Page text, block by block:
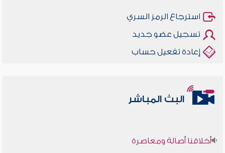
استرجاع الرمز السري
تسجيل عضو جديد
إعادة تفعيل حساب
البث المباشر
أخلاقنا أصالة ومعاصرة